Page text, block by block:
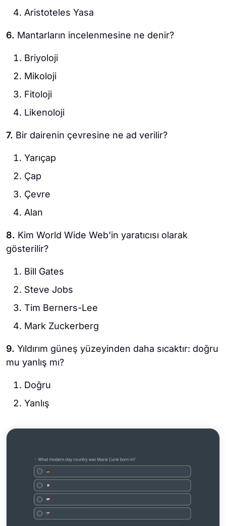
Aristoteles Yasa
6. Mantarların incelenmesine ne denir?
Briyoloji
Mikoloji
Fitoloji
Likenoloji
7. Bir dairenin çevresine ne ad verilir?
Yarıçap
Çap
Çevre
Alan
8. Kim World Wide Web'in yaratıcısı olarak
gösterilir?
Bill Gates
Steve Jobs
Tim Berners-Lee
Mark Zuckerberg
9. Yıldırım güneş yüzeyinden daha sıcaktır: doğru
mu yanlış mı?
Doğru
Yanlış